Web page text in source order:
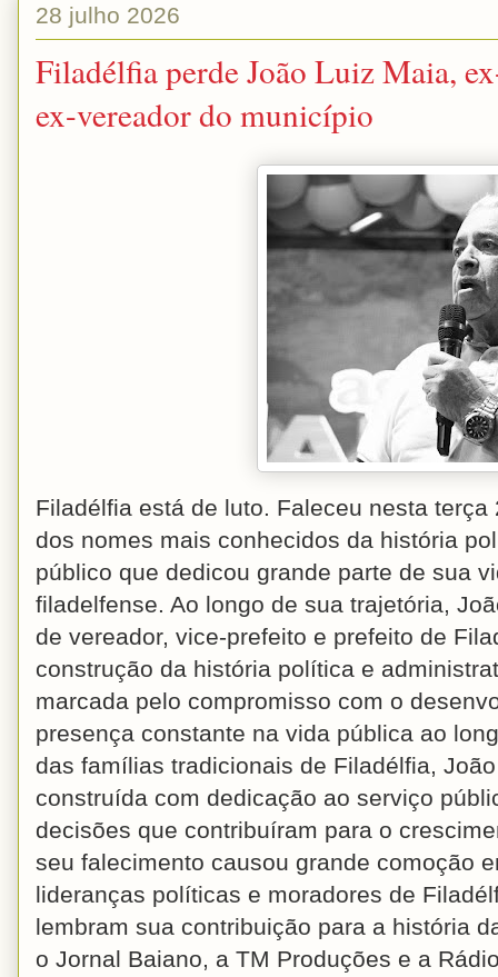
28 julho 2026
Filadélfia perde João Luiz Maia,
ex-vereador do município
Filadélfia está de luto. Faleceu nesta
dos nomes mais conhecidos da história
público que dedicou grande parte de sua
filadelfense. Ao longo de sua trajetória,
de vereador, vice-prefeito e prefeito de
construção da história política e
marcada pelo compromisso com o
presença constante na vida pública ao
das famílias tradicionais de Filadélfia,
construída com dedicação ao serviço
decisões que contribuíram para o
seu falecimento causou grande comoção
lideranças políticas e moradores de
lembram sua contribuição para a história
o Jornal Baiano, a TM Produções e a